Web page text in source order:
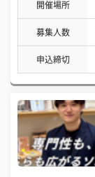
開催場所
募集人数
申込締切